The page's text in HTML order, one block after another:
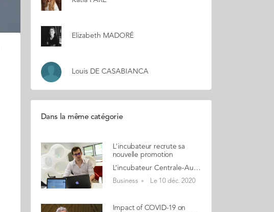
Elizabeth MADORÉ
Louis DE CASABIANCA
Dans la même catégorie
L'incubateur recrute sa
nouvelle promotion
L’incubateur Centrale-Audencia-Ensa recherche sa prochaine promotion pour son programme qui débutera fin février. Qui peut candidater ? 1. Vous avez un projet innovant 2. Vous êtes dédié à cette activité à partir de février 2021 3. Votre activité est domiciliée en Pays de la Loire Points clefs du programme : Vous bénéficiez d’un programme d'accompagnement adapté à la maturité de votre projet et d’expertises d’excellence pour développer votre startup. Vous avez à disposition un espace de travail dans un cadre privilégié au cœur de Centrale Nantes. Vous êtes connecté avec notre écosystème entrepreneurial riche et nos partenaires. Vous êtes également connecté avec les programmes de formation et de recherche des écoles. Vous souhaitez en savoir plus ? La vidéo de présentation de l’incubateur >> c’est par ICI Toutes les informations sur le programme d'accompagnement >> ICI Participez le 16 décembre à 18h30 au webinaire de présentation de l’incubateur avec un retour d’expérience de startups accompagnées. >> Inscrivez-vous ICI Vous avez encore des questions par rapport au programme, l’équipe vous répond : contact@incubateurcae.com >> Vous êtes intéressés ? Candidatez ! <<
Business Le 10 déc. 2020
Impact of COVID-19 on